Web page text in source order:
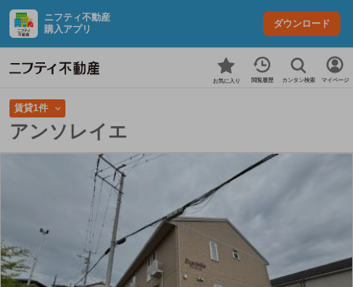
ニフティ不動産
購入アプリ
ダウンロード
お気に入り 閲覧履歴 カンタン検索 マイページ
賃貸1件
アンソレイエ